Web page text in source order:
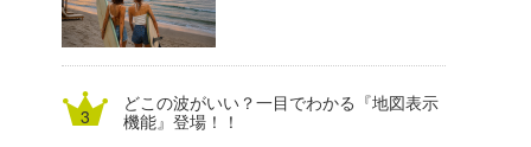
MIN
mitz
OYZどこの波がいい？一目でわかる『地図表示
機能』登場！！